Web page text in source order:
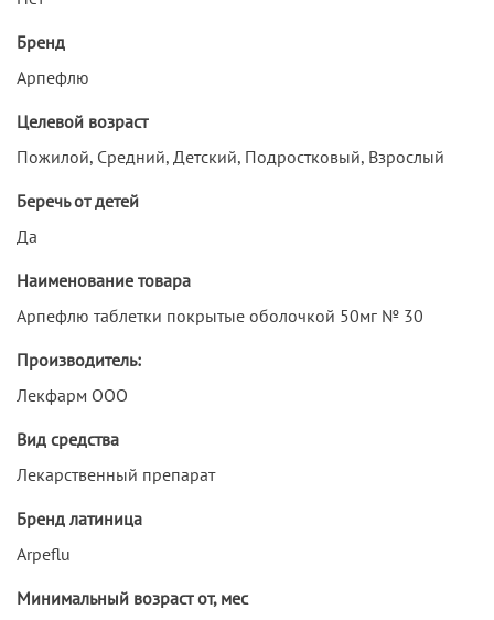
Бренд
Арпефлю
Целевой возраст
Пожилой, Средний, Детский, Подростковый, Взрослый
Беречь от детей
Да
Наименование товара
Арпефлю таблетки покрытые оболочкой 50мг № 30
Производитель:
Лекфарм ООО
Вид средства
Лекарственный препарат
Бренд латиница
Arpeflu
Минимальный возраст от, мес